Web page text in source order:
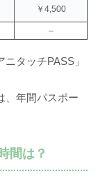
￥4,500
–
タッチPASS」
、年間パスポー
間は？